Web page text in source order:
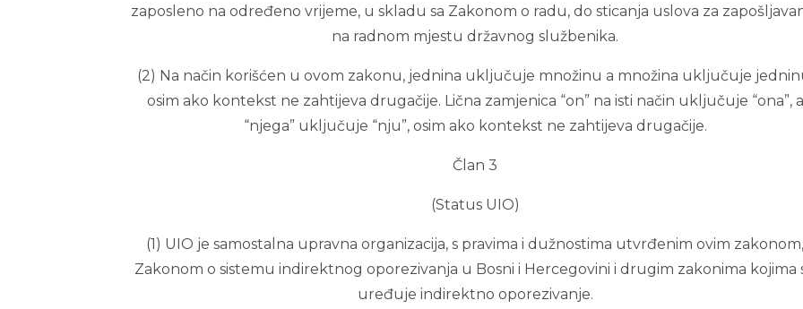
zaposleno na određeno vrijeme, u skladu sa Zakonom o radu, do sticanja uslova za
na radnom mjestu državnog službenika.
(2) Na način korišćen u ovom zakonu, jednina uključuje množinu a množina uključuje
osim ako kontekst ne zahtijeva drugačije. Lična zamjenica “on” na isti način uključuje “ona”, a
“njega” uključuje “nju”, osim ako kontekst ne zahtijeva drugačije.
Član 3
(Status UIO)
(1) UIO je samostalna upravna organizacija, s pravima i dužnostima utvrđenim ovim zakonom,
Zakonom o sistemu indirektnog oporezivanja u Bosni i Hercegovini i drugim zakonima kojima
uređuje indirektno oporezivanje.